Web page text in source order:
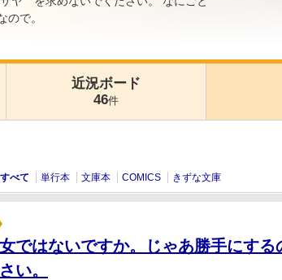
ので。
近況ボード
46件
すべて 単行本 文庫本 COMICS きずな文庫
ではないですか。じゃあ勝手にする
い。